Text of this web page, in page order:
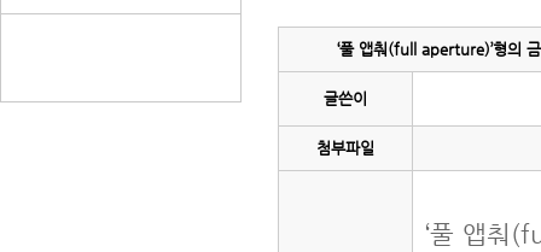
‘풀 앱춰(full aperture)’형의
글쓴이
첨부파일
‘풀 앱춰